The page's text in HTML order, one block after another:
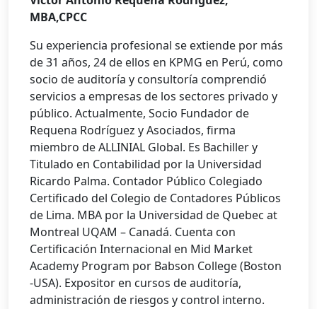
MBA,CPCC
Su experiencia profesional se extiende por más
de 31 años, 24 de ellos en KPMG en Perú, como
socio de auditoría y consultoría comprendió
servicios a empresas de los sectores privado y
público. Actualmente, Socio Fundador de
Requena Rodríguez y Asociados, firma
miembro de ALLINIAL Global. Es Bachiller y
Titulado en Contabilidad por la Universidad
Ricardo Palma. Contador Público Colegiado
Certificado del Colegio de Contadores Públicos
de Lima. MBA por la Universidad de Quebec at
Montreal UQAM – Canadá. Cuenta con
Certificación Internacional en Mid Market
Academy Program por Babson College (Boston
-USA). Expositor en cursos de auditoría,
administración de riesgos y control interno.